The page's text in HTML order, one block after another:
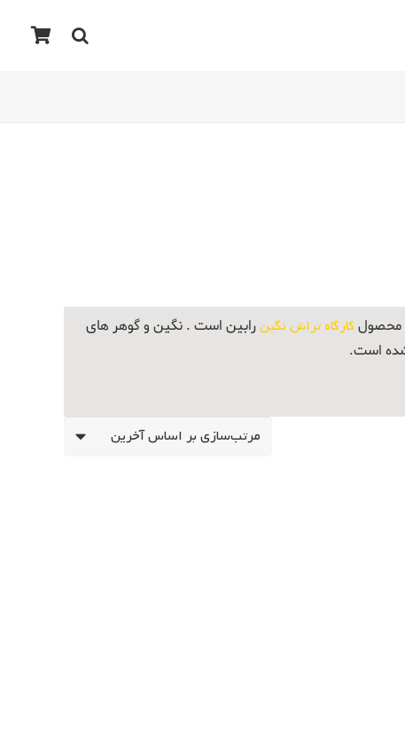
محصول کارگاه تراش نگینرابین است . نگین و گوهر های
شده است.